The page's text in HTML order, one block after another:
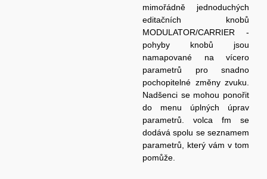
mimořádně jednoduchých
editačních knobů
MODULATOR/CARRIER -
pohyby knobů jsou
namapované na vícero
parametrů pro snadno
pochopitelné změny zvuku.
Nadšenci se mohou ponořit
do menu úplných úprav
parametrů. volca fm se
dodává spolu se seznamem
parametrů, který vám v tom
pomůže.